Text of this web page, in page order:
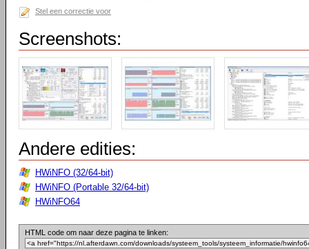
Stel een correctie voor
Screenshots:
Andere edities:
HWiNFO (32/64-bit)
HWiNFO (Portable 32/64-bit)
HWiNFO64
HTML code om naar deze pagina te linken: